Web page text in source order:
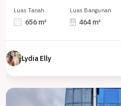
Luas Tanah
656 m²
Luas Bangunan
464 m²
Lydia Elly